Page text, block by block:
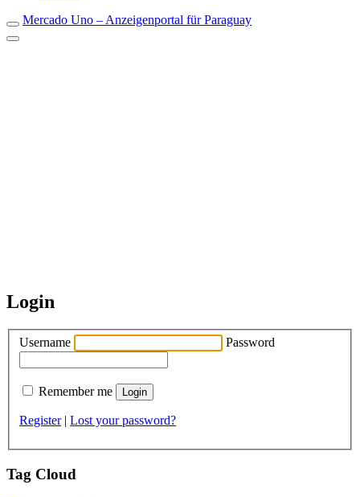
Mercado Uno – Anzeigenportal für Paraguay
Login
Username Password
Remember me
Register| Lost your password?
Tag Cloud